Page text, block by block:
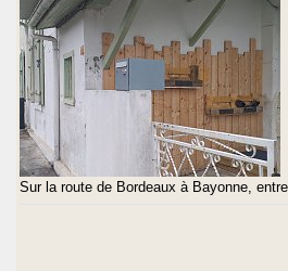
Sur la route de Bordeaux à Bayonne,